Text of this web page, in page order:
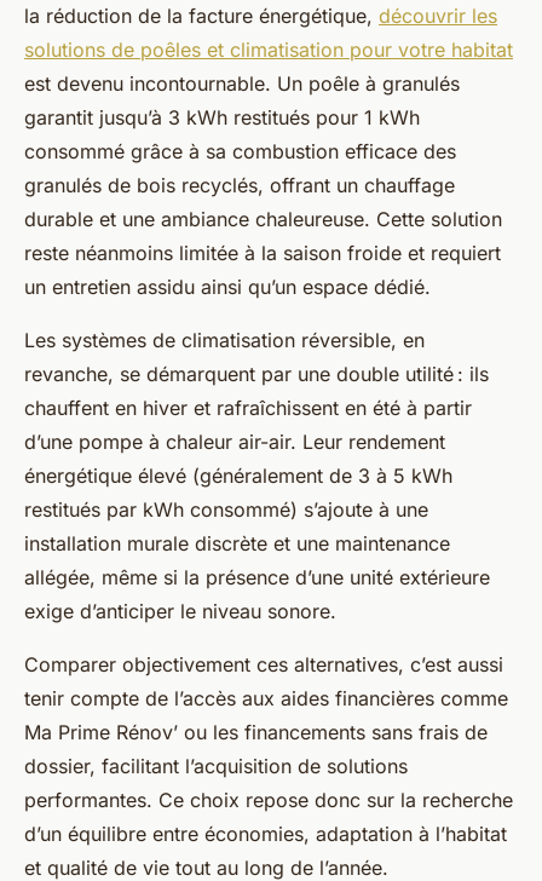
la réduction de la facture énergétique, découvrir les
solutions de poêles et climatisation pour votre habitat
est devenu incontournable. Un poêle à granulés
garantit jusqu’à 3 kWh restitués pour 1 kWh
consommé grâce à sa combustion efficace des
granulés de bois recyclés, offrant un chauffage
durable et une ambiance chaleureuse. Cette solution
reste néanmoins limitée à la saison froide et requiert
un entretien assidu ainsi qu’un espace dédié.
Les systèmes de climatisation réversible, en
revanche, se démarquent par une double utilité : ils
chauffent en hiver et rafraîchissent en été à partir
d’une pompe à chaleur air-air. Leur rendement
énergétique élevé (généralement de 3 à 5 kWh
restitués par kWh consommé) s’ajoute à une
installation murale discrète et une maintenance
allégée, même si la présence d’une unité extérieure
exige d’anticiper le niveau sonore.
Comparer objectivement ces alternatives, c’est aussi
tenir compte de l’accès aux aides financières comme
Ma Prime Rénov’ ou les financements sans frais de
dossier, facilitant l’acquisition de solutions
performantes. Ce choix repose donc sur la recherche
d’un équilibre entre économies, adaptation à l’habitat
et qualité de vie tout au long de l’année.